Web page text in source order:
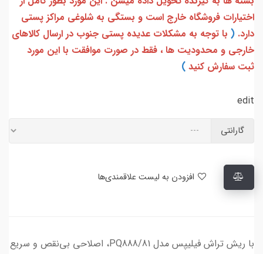
اختیارات فروشگاه خارج است و بستگی به شلوغی مراکز پستی
دارد. ( با توجه به مشکلات عدیده پستی جنوب در ارسال کالاهای
خارجی و محدودیت ها ، فقط در صورت موافقت با این مورد
ثبت سفارش کنید )
edit
گارانتی
با ریش تراش فیلیپس مدل PQ888/81، اصلاحی بی‌نقص و سریع